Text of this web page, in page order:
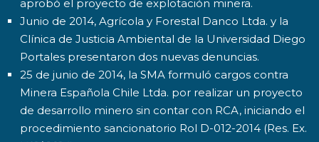
aprobó el proyecto de explotación minera.
Junio de 2014, Agrícola y Forestal Danco Ltda. y la
Clínica de Justicia Ambiental de la Universidad Diego
Portales presentaron dos nuevas denuncias.
25 de junio de 2014, la SMA formuló cargos contra
Minera Española Chile Ltda. por realizar un proyecto
de desarrollo minero sin contar con RCA, iniciando el
procedimiento sancionatorio Rol D-012-2014 (Res. Ex.